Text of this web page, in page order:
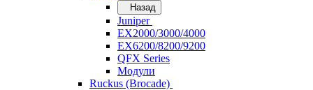
Назад
Juniper
EX2000/3000/4000
EX6200/8200/9200
QFX Series
Модули
Ruckus (Brocade)